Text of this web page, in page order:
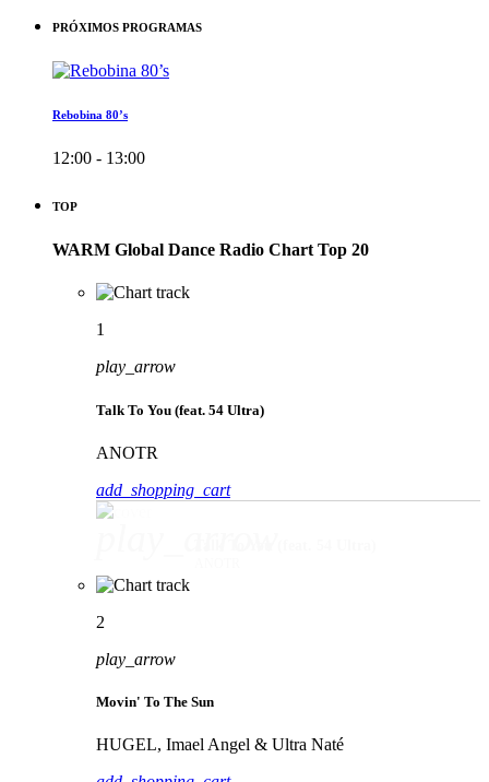
PRÓXIMOS PROGRAMAS
Rebobina 80’s
12:00 - 13:00
TOP
WARM Global Dance Radio Chart Top 20
1
play_arrow
Talk To You (feat. 54 Ultra)
ANOTR
add_shopping_cart
2
play_arrow
Movin' To The Sun
HUGEL, Imael Angel & Ultra Naté